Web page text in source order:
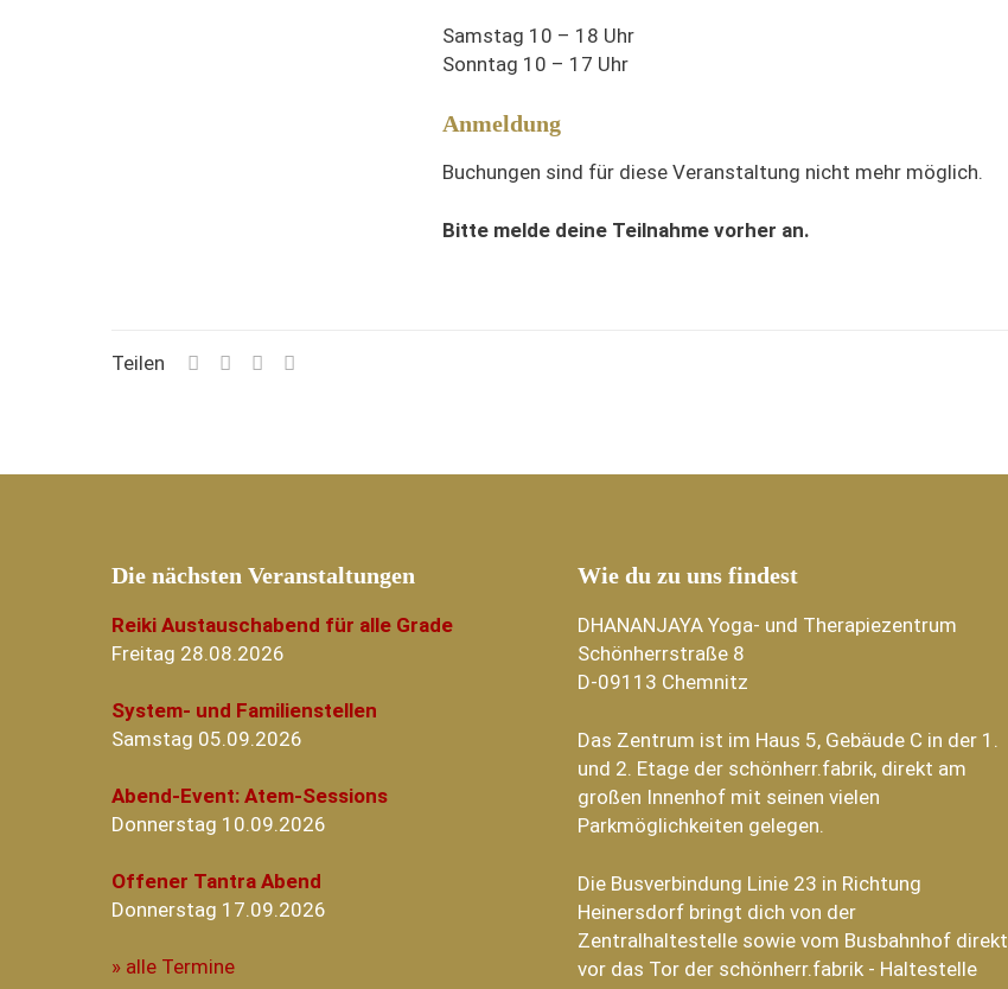
Samstag 10 – 18 Uhr
Sonntag 10 – 17 Uhr
Anmeldung
Buchungen sind für diese Veranstaltung nicht mehr möglich.
Bitte melde deine Teilnahme vorher an.
Teilen
Die nächsten Veranstaltungen
Reiki Austauschabend für alle Grade
Freitag 28.08.2026
System- und Familienstellen
Samstag 05.09.2026
Abend-Event: Atem-Sessions
Donnerstag 10.09.2026
Offener Tantra Abend
Donnerstag 17.09.2026
» alle Termine
Wie du zu uns findest
DHANANJAYA Yoga- und Therapiezentrum
Schönherrstraße 8
D-09113 Chemnitz
Das Zentrum ist im Haus 5, Gebäude C in der 1.
und 2. Etage der schönherr.fabrik, direkt am
großen Innenhof mit seinen vielen
Parkmöglichkeiten gelegen.
Die Busverbindung Linie 23 in Richtung
Heinersdorf bringt dich von der
Zentralhaltestelle sowie vom Busbahnhof direkt
vor das Tor der schönherr.fabrik - Haltestelle